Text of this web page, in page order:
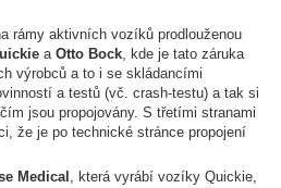
rámy aktivních vozíků prodlouženou
a Otto Bock, kde je tato záruka
výrobců a to i se skládancími
a testů (vč. crash-testu) a tak si
jsou propojovány. S třetími stranami
že je po technické stránce propojení
Medical , která vyrábí vozíky Quickie,